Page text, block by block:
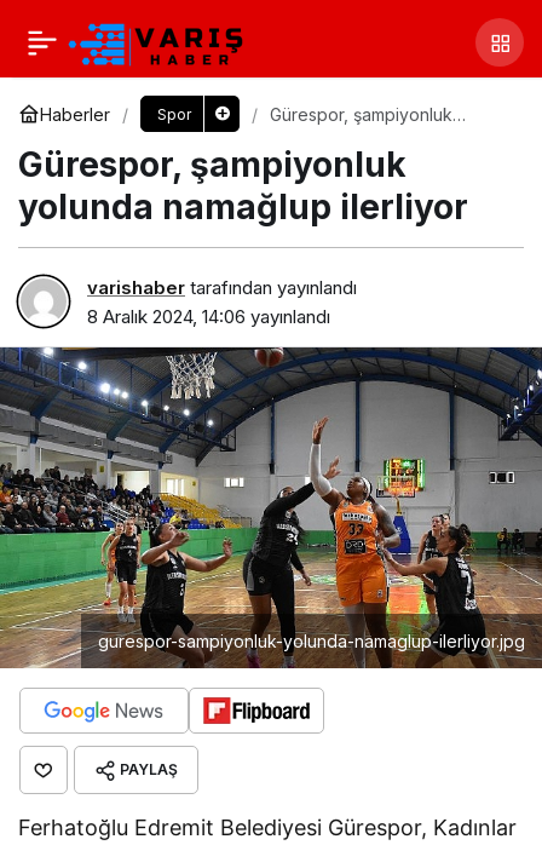
Haberler Spor
Gürespor, şampiyonluk
Gürespor, şampiyonluk
yolunda namağlup ilerliyor
varishaber tarafından yayınlandı
8 Aralık 2024, 14:06 yayınlandı
gurespor-sampiyonluk-yolunda-namaglup-ilerliyor.jpg
PAYLAŞ
Ferhatoğlu Edremit Belediyesi Gürespor, Kadınlar